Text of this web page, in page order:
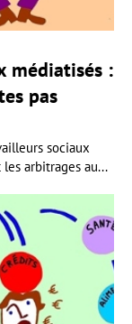
médiatisés :
pas
sociaux
arbitrages au...